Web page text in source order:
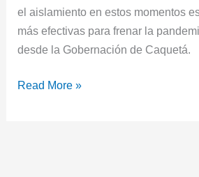
el aislamiento en estos momentos
más efectivas para frenar la
desde la Gobernación de Caquetá.
Read More »